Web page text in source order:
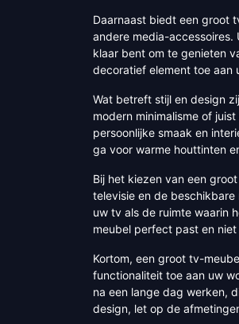
Daarnaast biedt een groot
andere media-
klaar bent om te genieten
decoratief element toe aan
Wat betreft stijl en design
modern minimalisme of
persoonlijke smaak en
ga voor warme houttinten
Bij het kiezen van een
televisie en de
uw tv als de ruimte waarin
meubel perfect past en
Kortom, een groot tv-
functionaliteit toe aan uw
na een lange dag werken,
design, let op de